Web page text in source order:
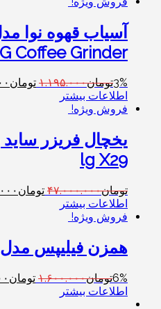
Coffee Grinder
3%تومان۱.۱۹۵.۰۰۰ تومان
اطلاعات بیشتر
فروش ویژه!
یخچال فریزر
lg X29
تومان۴۷.۰۰۰.۰۰۰ تومان
اطلاعات بیشتر
فروش ویژه!
همزن فیلیپس مدل HR3745
6%تومان۱.۶۰۰.۰۰۰ تومان
اطلاعات بیشتر